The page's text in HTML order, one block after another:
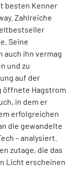
besten Kenner
Zahlreiche
Seine
auch ihn vermag
und zu
auf der
öffnete Hagstrom
­in dem er
erfolgreichen
die gewandelte
– analysiert.
zutage, die das
Licht erscheinen